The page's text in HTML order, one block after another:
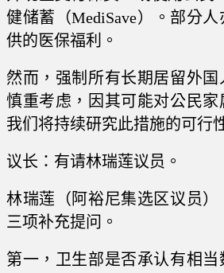
健储蓄（MediSave）。部分
供的医保福利。
然而，强制所有长期居留外
慎重考虑，因其可能对公民家
我们将持续研究此措施的可行
议长：有请林瑞莲议员。
林瑞莲（阿裕尼集选区议员
三项补充提问。
第一，卫生部是否承认有相